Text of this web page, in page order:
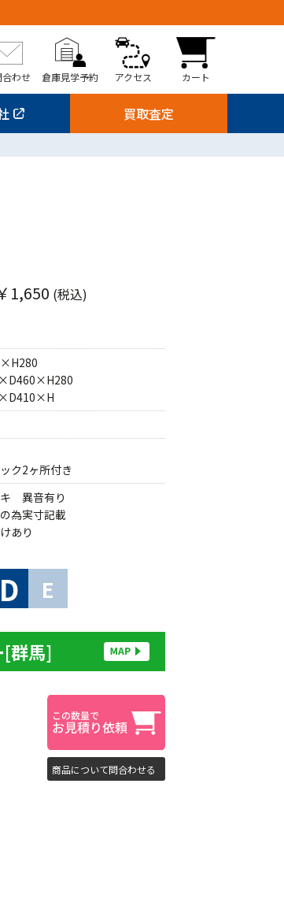
合わせ 倉庫見学予約 アクセス カート
買取査定
1,650 (税込)
ク2ヶ所付き
異音有り
為実寸記載
あり
D E
[群馬]
商品について問合わせる